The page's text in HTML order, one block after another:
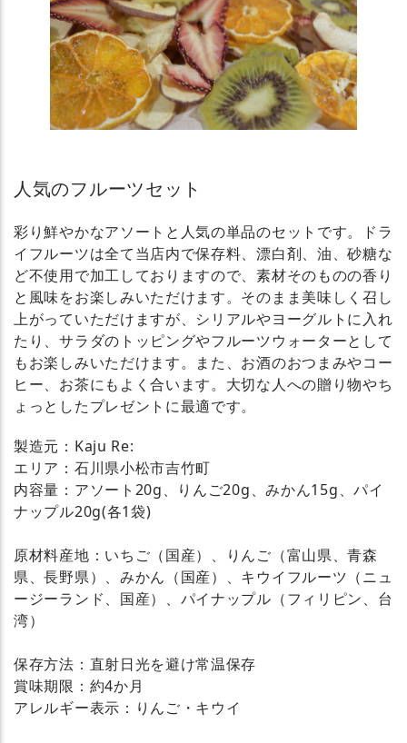
人気のフルーツセット
彩り鮮やかなアソートと人気の単品のセットです。ドラ
イフルーツは全て当店内で保存料、漂白剤、油、砂糖な
ど不使用で加工しておりますので、素材そのものの香り
と風味をお楽しみいただけます。そのまま美味しく召し
上がっていただけますが、シリアルやヨーグルトに入れ
たり、サラダのトッピングやフルーツウォーターとして
もお楽しみいただけます。また、お酒のおつまみやコー
ヒー、お茶にもよく合います。大切な人への贈り物やち
ょっとしたプレゼントに最適です。
製造元：Kaju Re:
エリア：石川県小松市吉竹町
内容量：アソート20g、りんご20g、みかん15g、パイ
ナップル20g(各1袋)
原材料産地：いちご（国産）、りんご（富山県、青森
県、長野県）、みかん（国産）、キウイフルーツ（ニュ
ージーランド、国産）、パイナップル（フィリピン、台
湾）
保存方法：直射日光を避け常温保存
賞味期限：約4か月
アレルギー表示：りんご・キウイ